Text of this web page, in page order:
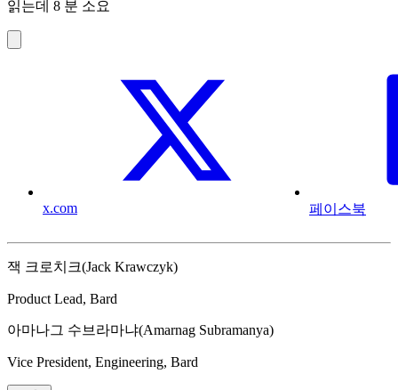
읽는데 8 분 소요
x.com 페이스북
잭 크로치크(Jack Krawczyk)
Product Lead, Bard
아마나그 수브라마냐(Amarnag Subramanya)
Vice President, Engineering, Bard